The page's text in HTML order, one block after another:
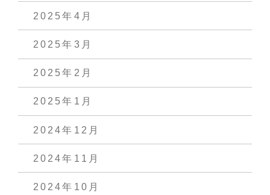
2025年4月
2025年3月
2025年2月
2025年1月
2024年12月
2024年11月
2024年10月